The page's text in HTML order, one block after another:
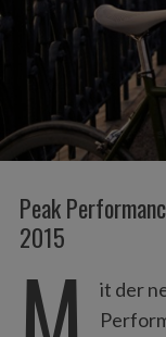
Peak
2015
it der